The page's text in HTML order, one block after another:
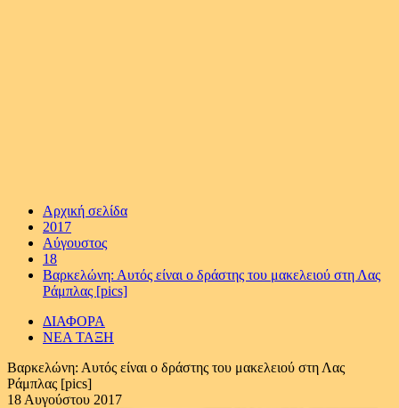
Αρχική σελίδα
2017
Αύγουστος
18
Βαρκελώνη: Αυτός είναι ο δράστης του μακελειού στη Λας
Ράμπλας [pics]
ΔΙΑΦΟΡΑ
ΝΕΑ ΤΑΞΗ
Βαρκελώνη: Αυτός είναι ο δράστης του μακελειού στη Λας
Ράμπλας [pics]
18 Αυγούστου 2017